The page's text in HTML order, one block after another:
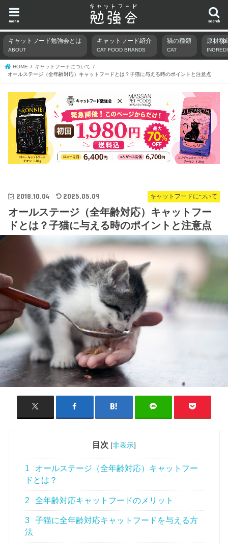
search
menu
キャットフード勉強会とは
ABOUT
キャットフード紹介
CAT FOOD BRANDS
猫の種類
CAT
原材料
HOME
キャットフードについて
オールステージ（全年齢対応）キャットフードとは？子猫に与える時のポイントと注意点
キャットフードについて
2018.10.04 2025.05.09
オールステージ（全年齢対応）キャットフー
ドとは？子猫に与える時のポイントと注意点
目次 [非表示]
1
オールステージ（全年齢対応）キャットフー
ドとは？
2 全年齢対応キャットフードのメリット
3
子猫に全年齢対応キャットフードを与える方
法